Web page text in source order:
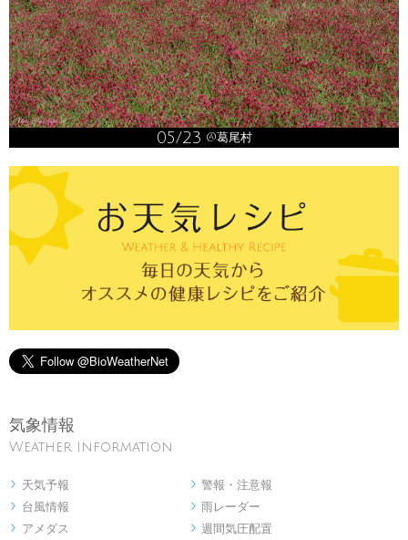
05/23 @葛尾村
気象情報
Weather Information
 天気予報  警報・注意報
 台風情報  雨レーダー
 アメダス  週間気圧配置